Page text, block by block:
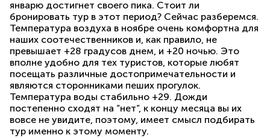
январю достигнет своего пика. Стоит ли
бронировать тур в этот период? Сейчас разберемся.
Температура воздуха в ноябре очень комфортна для
наших соотечественников и, как правило, не
превышает +28 градусов днем, и +20 ночью. Это
вполне удобно для тех туристов, которые любят
посещать различные достопримечательности и
являются сторонниками пеших прогулок.
Температура воды стабильно +29. Дожди
постепенно сходят на “нет”, к концу месяца вы их
вовсе не увидите, поэтому, имеет смысл подбирать
тур именно к этому моменту.